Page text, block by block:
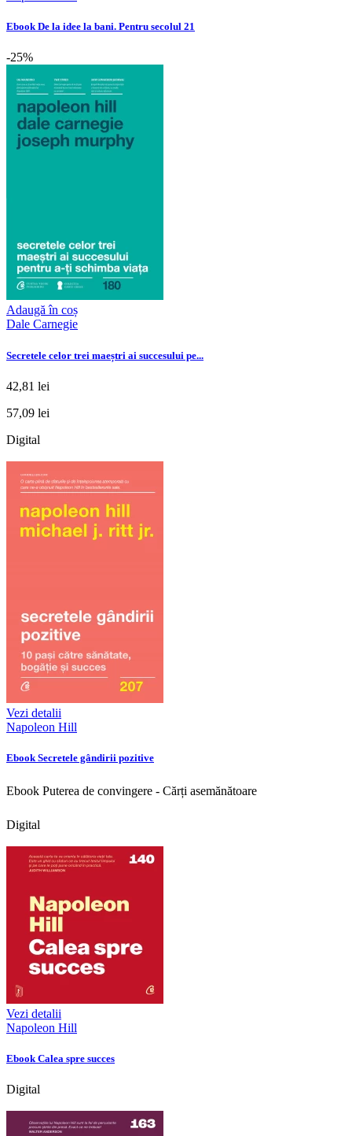
Ebook De la idee la bani. Pentru secolul 21
-25%
Adaugă în coș
Dale Carnegie
Secretele celor trei maeștri ai succesului pe...
42,81 lei
57,09 lei
Digital
Vezi detalii
Napoleon Hill
Ebook Secretele gândirii pozitive
Ebook Puterea de convingere - Cărți asemănătoare
Digital
Vezi detalii
Napoleon Hill
Ebook Calea spre succes
Digital